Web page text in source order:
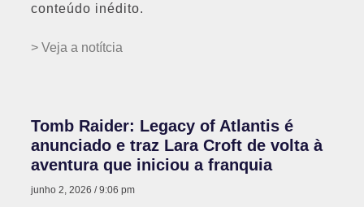
conteúdo inédito.
> Veja a notítcia
Tomb Raider: Legacy of Atlantis é
anunciado e traz Lara Croft de volta à
aventura que iniciou a franquia
junho 2, 2026 9:06 pm